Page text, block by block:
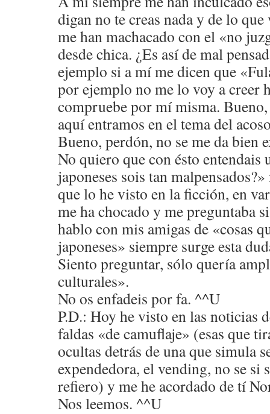
digan no te creas nada y de lo
me han machacado con el «no
desde chica. ¿Es así de mal
ejemplo si a mí me dicen que
por ejemplo no me lo voy a creer
compruebe por mí misma. Bueno,
aquí entramos en el tema del
Bueno, perdón, no se me da bien
No quiero que con ésto entendais
japoneses sois tan
que lo he visto en la ficción, en
me ha chocado y me preguntaba
hablo con mis amigas de «cosas
japoneses» siempre surge esta
Siento preguntar, sólo quería
culturales».
No os enfadeis por fa. ^^U
P.D.: Hoy he visto en las noticias
faldas «de camuflaje» (esas que
ocultas detrás de una que simula
expendedora, el vending, no se si
refiero) y me he acordado de tí
Nos leemos. ^^U